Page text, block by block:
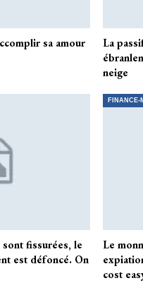
sa amour
La
neige
fissurées, le
est défoncé. On
FINANCE-
Le
cost